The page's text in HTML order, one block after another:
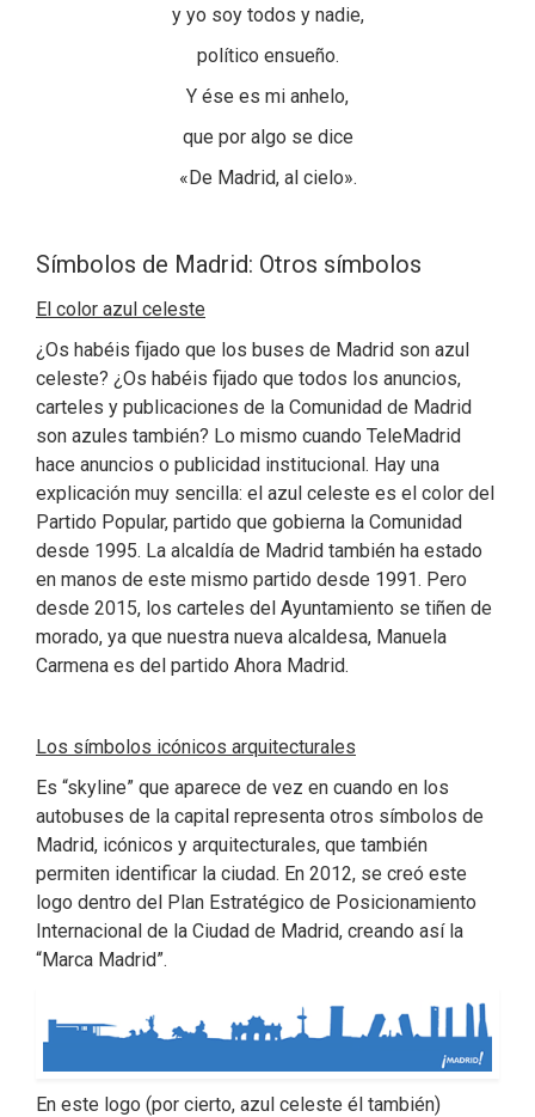
y yo soy todos y nadie,
político ensueño.
Y ése es mi anhelo,
que por algo se dice
«De Madrid, al cielo».
Símbolos de Madrid: Otros símbolos
El color azul celeste
¿Os habéis fijado que los buses de Madrid son azul
celeste? ¿Os habéis fijado que todos los anuncios,
carteles y publicaciones de la Comunidad de Madrid
son azules también? Lo mismo cuando TeleMadrid
hace anuncios o publicidad institucional. Hay una
explicación muy sencilla: el azul celeste es el color del
Partido Popular, partido que gobierna la Comunidad
desde 1995. La alcaldía de Madrid también ha estado
en manos de este mismo partido desde 1991. Pero
desde 2015, los carteles del Ayuntamiento se tiñen de
morado, ya que nuestra nueva alcaldesa, Manuela
Carmena es del partido Ahora Madrid.
Los símbolos icónicos arquitecturales
Es “skyline” que aparece de vez en cuando en los
autobuses de la capital representa otros símbolos de
Madrid, icónicos y arquitecturales, que también
permiten identificar la ciudad. En 2012, se creó este
logo dentro del Plan Estratégico de Posicionamiento
Internacional de la Ciudad de Madrid, creando así la
“Marca Madrid”.
En este logo (por cierto, azul celeste él también)